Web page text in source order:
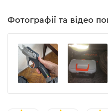
Швидка заміна насадок
Ємність акумулятора
Розпушувач садовий
Матеріал
Фотографії та відео